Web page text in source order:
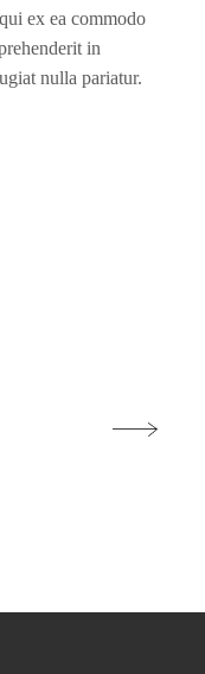
ex ea commodo
in
nulla pariatur.